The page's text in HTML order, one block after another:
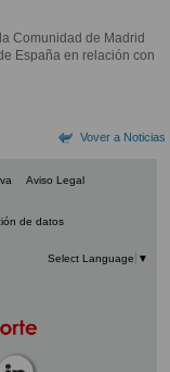
Comunidad de Madrid
España en relación con
Vover a Noticias
Aviso Legal
de datos
Select Language ▼